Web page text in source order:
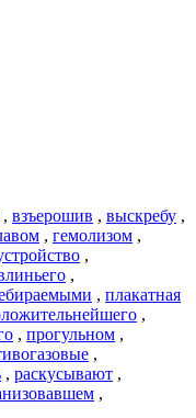
, взъерошив , выскребу ,
, гемолизом ,
,
,
, плакатная
,
, прогульном ,
,
, раскусывают ,
,